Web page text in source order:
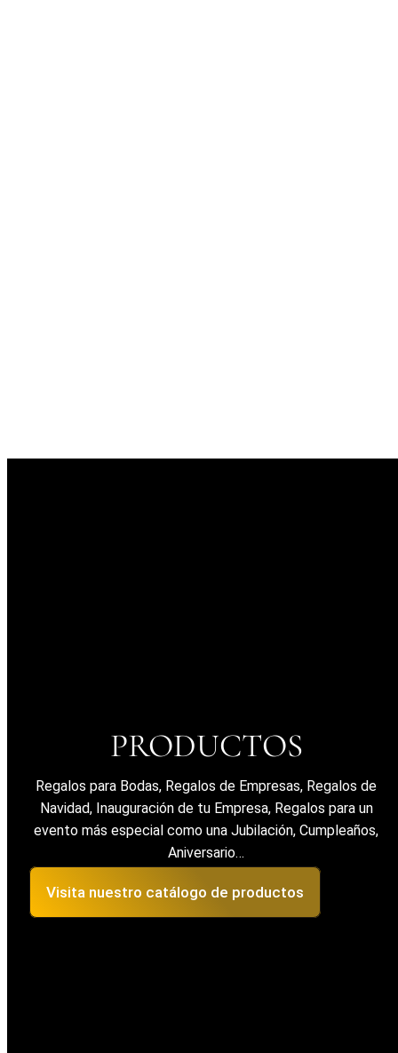
PRODUCTOS
Regalos para Bodas, Regalos de Empresas, Regalos de
Navidad, Inauguración de tu Empresa, Regalos para un
evento más especial como una Jubilación, Cumpleaños,
Aniversario…
Visita nuestro catálogo de productos